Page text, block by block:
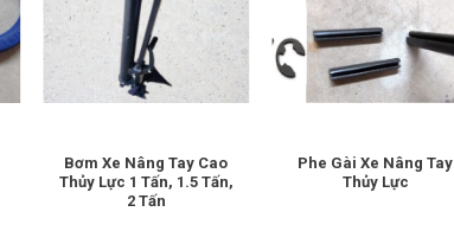
Bơm Xe Nâng Tay Cao
Thủy Lực 1 Tấn, 1.5 Tấn,
2 Tấn
Phe Gài Xe Nâng Tay
Thủy Lực